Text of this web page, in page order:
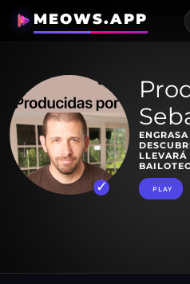
MEOWS.APP
PLAY